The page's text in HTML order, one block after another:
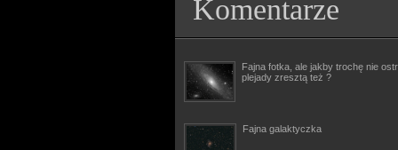
Komentarze
Fajna fotka, ale jakby trochę nie
plejady zresztą też ?
Fajna galaktyczka